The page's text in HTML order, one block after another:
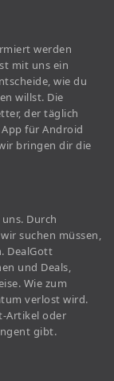
werden
mit uns ein
wie du
willst. Die
der täglich
für Android
bringen dir die
Durch
suchen müssen,
DealGott
und Deals,
Wie zum
verlost wird.
Artikel oder
gibt.